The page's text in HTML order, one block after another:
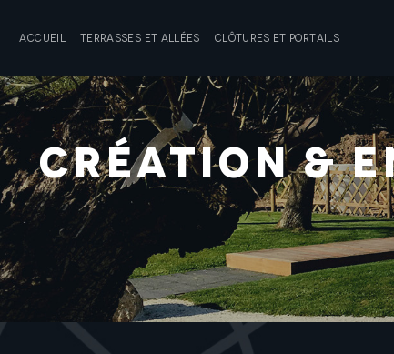
Accueil Terrasses et allées Clôtures et portails
Création &